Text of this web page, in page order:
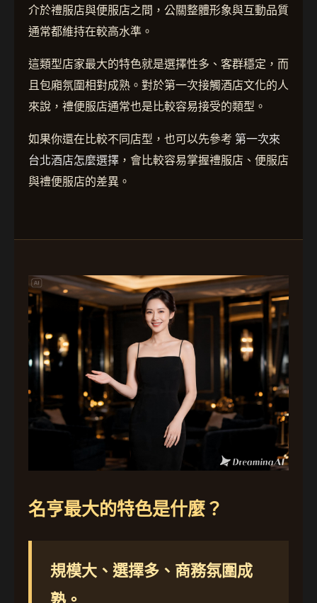
介於禮服店與便服店之間，公關整體形象與互動品質
通常都維持在較高水準。
這類型店家最大的特色就是選擇性多、客群穩定，而
且包廂氛圍相對成熟。對於第一次接觸酒店文化的人
來說，禮便服店通常也是比較容易接受的類型。
如果你還在比較不同店型，也可以先參考 第一次來
台北酒店怎麼選擇 ，會比較容易掌握禮服店、便服店
與禮便服店的差異。
名亨最大的特色是什麼？
規模大、選擇多、商務氛圍成